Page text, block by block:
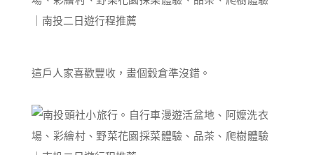
這戶人家喜歡豐收，畫個穀倉準沒錯。